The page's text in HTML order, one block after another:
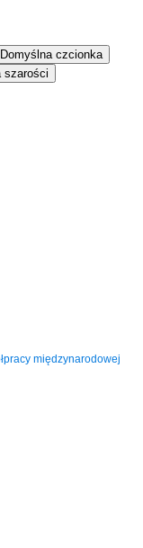
Domyślna czcionka
szarości
międzynarodowej